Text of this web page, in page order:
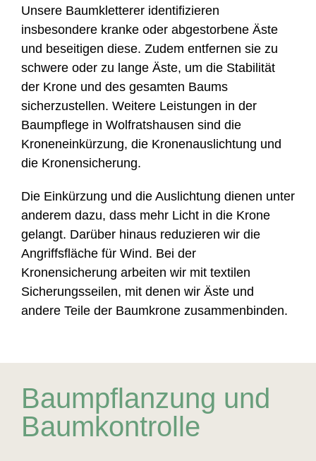
Unsere Baumkletterer identifizieren
insbesondere kranke oder abgestorbene Äste
und beseitigen diese. Zudem entfernen sie zu
schwere oder zu lange Äste, um die Stabilität
der Krone und des gesamten Baums
sicherzustellen. Weitere Leistungen in der
Baumpflege in Wolfratshausen sind die
Kroneneinkürzung, die Kronenauslichtung und
die Kronensicherung.
Die Einkürzung und die Auslichtung dienen unter
anderem dazu, dass mehr Licht in die Krone
gelangt. Darüber hinaus reduzieren wir die
Angriffsfläche für Wind. Bei der
Kronensicherung arbeiten wir mit textilen
Sicherungsseilen, mit denen wir Äste und
andere Teile der Baumkrone zusammenbinden.
Baumpflanzung und
Baumkontrolle